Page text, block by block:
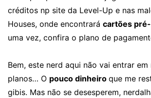
créditos np site da Level-Up e nas
Houses, onde encontrará cartões
uma vez, confira o plano de
Bem, este nerd aqui não vai entrar em
planos… O pouco dinheiro que me
gibis. Mas não se desesperem,